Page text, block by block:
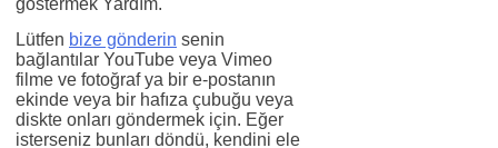
göstermek Yardım.
Lütfen bize gönderin senin
bağlantılar YouTube veya Vimeo
filme ve fotoğraf ya bir e-postanın
ekinde veya bir hafıza çubuğu veya
diskte onları göndermek için. Eğer
isterseniz bunları döndü, kendini ele